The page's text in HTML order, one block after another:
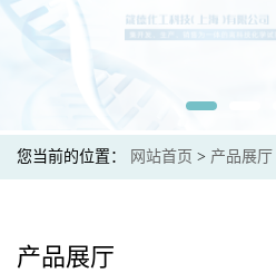
您当前的位置： 网站首页 > 产品展厅
产品展厅